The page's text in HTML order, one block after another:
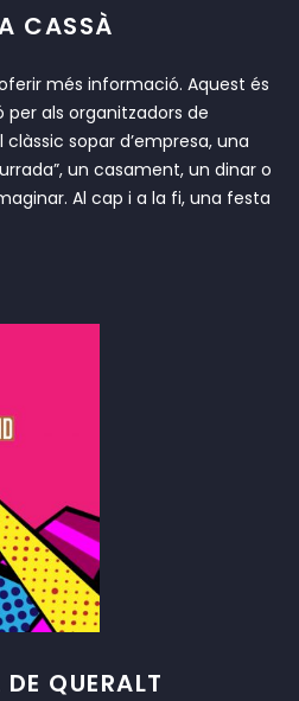
CASSÀ
més informació. Aquest és
als organitzadors de
sopar d’empresa, una
un casament, un dinar o
Al cap i a la fi, una festa
QUERALT